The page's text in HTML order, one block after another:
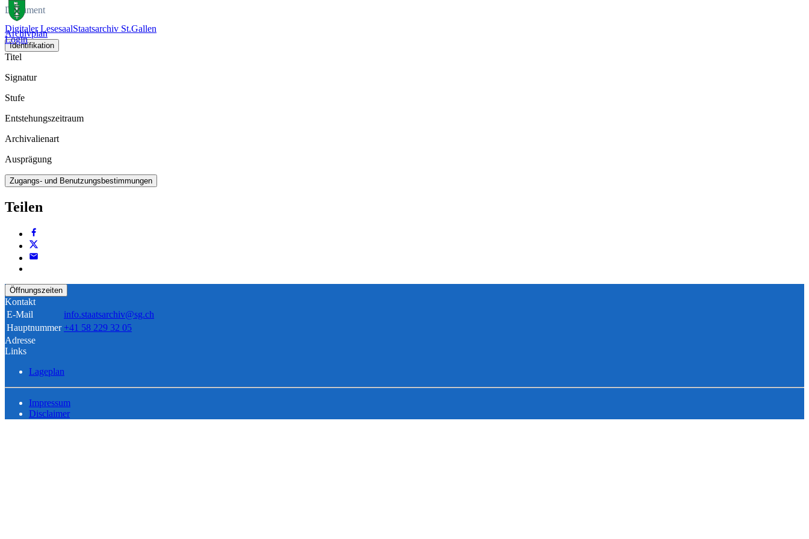
Digitaler LesesaalStaatsarchiv St.Gallen
Login
Dokument
Archivplan
Identifikation
Titel
Signatur
Stufe
Entstehungszeitraum
Archivalienart
Ausprägung
Zugangs- und Benutzungsbestimmungen
Teilen
Öffnungszeiten
Kontakt
E-Mail
info.staatsarchiv@sg.ch
Hauptnummer +41 58 229 32 05
Adresse
Links
Lageplan
Impressum
Disclaimer